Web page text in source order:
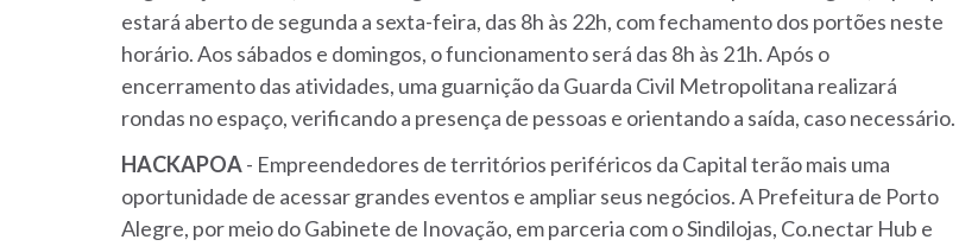
estará aberto de segunda a sexta-feira, das 8h às 22h, com fechamento dos portões neste
horário. Aos sábados e domingos, o funcionamento será das 8h às 21h. Após o
encerramento das atividades, uma guarnição da Guarda Civil Metropolitana realizará
rondas no espaço, verificando a presença de pessoas e orientando a saída, caso necessário.
HACKAPOA- Empreendedores de territórios periféricos da Capital terão mais uma
oportunidade de acessar grandes eventos e ampliar seus negócios. A Prefeitura de Porto
Alegre, por meio do Gabinete de Inovação, em parceria com o Sindilojas, Co.nectar Hub e